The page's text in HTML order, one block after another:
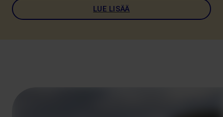
LUE LISÄÄ